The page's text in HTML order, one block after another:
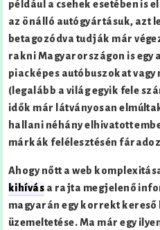
például a csehek esetében is
az önálló autógyártásuk, azt
betagozódva tudják már
rakni Magyarországon is egy
piacképes autóbuszokat
(legalább a világ egyik fele
idők már látványosan
hallani néhány elhivatott
márkák felélesztésén
Ahogy nőtt a web
kihívás a rajta megjelenő
magyarán egy korrekt
üzemeltetése. Ma már egy